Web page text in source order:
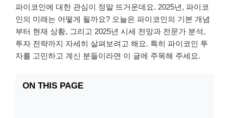
파이코인에 대한 관심이 정말 뜨거운데요. 2025년, 파이코
인의 미래는 어떻게 될까요? 오늘은 파이코인의 기본 개념
부터 현재 상황, 그리고 2025년 시세 전망과 전문가 분석,
투자 전략까지 자세히 살펴보려고 해요. 특히 파이코인 투
자를 고민하고 계신 분들이라면 이 글에 주목해 주세요.
ON THIS PAGE